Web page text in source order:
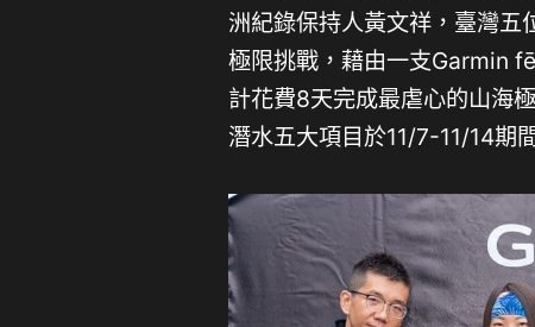
洲紀錄保持人黃文祥，臺灣五
極限挑戰，藉由一支Garmin
計花費8天完成最虐心的山海
潛水五大項目於11/7-11/14期